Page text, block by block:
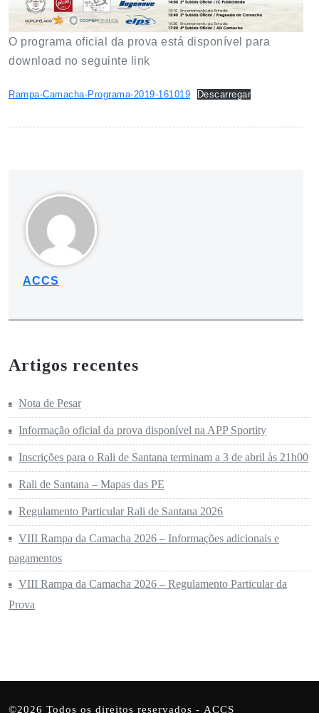
O programa oficial da prova está disponível para
download no seguinte link
Rampa-Camacha-Programa-2019-161019 Descarregar
ACCS
Artigos recentes
Nota de Pesar
Informação oficial da prova disponível na APP Sportity
Inscrições para o Rali de Santana terminam a 3 de abril às 21h00
Rali de Santana – Mapas das PE
Regulamento Particular Rali de Santana 2026
VIII Rampa da Camacha 2026 – Informações adicionais e
pagamentos
VIII Rampa da Camacha 2026 – Regulamento Particular da
Prova
©2026 Todos os direitos reservados - ACCS